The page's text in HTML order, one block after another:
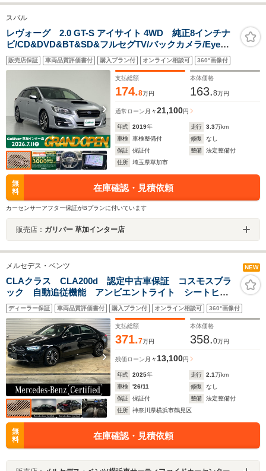
スバル
レヴォーグ 2.0 GT-S アイサイト 4WD 純正8インチナ
ビ/CD&DVD&BT&SD&フルセグTV/バックカメラ/Eye
Sight/プリクラッシュブレーキ/ツーリングアシスト/全車
速追従機能付クルーズコントロール/アクティブレーンキ
販売店保証 車両品質評価書付 購入プラン付 オンライン相談可 360°画像付
支払総額
174.8万円
本体価格
163.8万円
通常ローン 月々21,100円
年式 2019年 走行 3.3万km
車検
車検整備付 修復
なし
保証
保証付 整備
法定整備付
住所
埼玉県草加市
無
料
在庫確認・見積依頼
カーセンサーアフター保証がBプランに付いています
販売店： ガリバー 草加インター店
メルセデス・ベンツ NEW
CLAクラス CLA200d 認定中古車保証 コスモスブラ
ック 自動追従機能 アンビエントライト シートヒー
ター 電動パワーシート 純正ドライブレコーダー ワ
イヤレスチャージャー MBUX ETC 純正ナビ バッ
クカメラ
ディーラー保証 車両品質評価書付 購入プラン付 オンライン相談可 360°画像付
支払総額
371.7万円
本体価格
358.0万円
残価ローン 月々13,100円
年式 2025年 走行 2.1万km
車検
'26/11 修復
なし
保証
保証付 整備
法定整備付
住所
神奈川県横浜市鶴見区
無
料
在庫確認・見積依頼